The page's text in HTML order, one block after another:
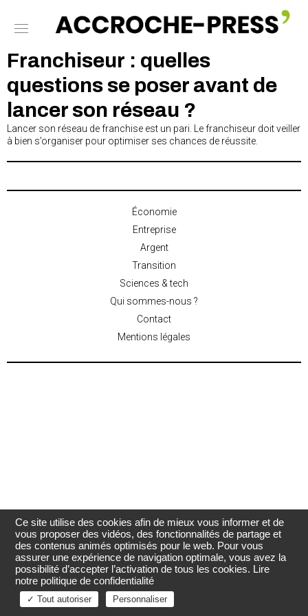
Franchiseur : quelles
questions se poser avant de
lancer son réseau ?
Lancer son réseau de franchise est un pari. Le franchiseur doit veiller
à bien s’organiser pour optimiser ses chances de réussite.
Économie
Entreprise
Argent
Transition
Sciences & tech
Qui sommes-nous ?
Contact
Mentions légales
Ce site utilise des cookies afin de mieux vous informer et de
vous proposer des vidéos, des fonctionnalités de partage et
des contenus animés optimisés pour le web. Pour vous
assurer une expérience de navigation optimale, vous avez la
possibilité d’accepter l’activation de tous les cookies. Lire
notre politique de confidentialité
✓ Tout autoriser Personnaliser